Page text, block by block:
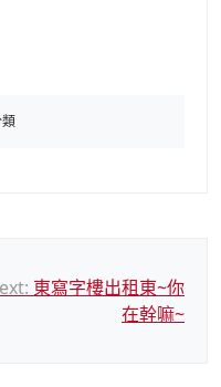
東寫字樓出租東~你
在幹嘛~